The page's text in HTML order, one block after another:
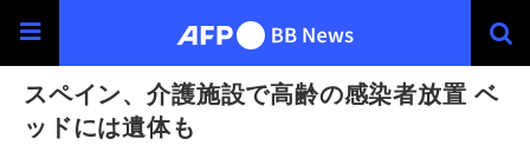
スペイン、介護施設で高齢の感染者放置 ベ
ッドには遺体も